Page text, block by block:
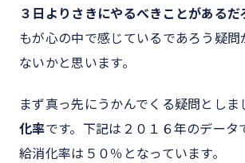
３日よりさきにやるべきことがあるだ
もが心の中で感じているであろう疑問
ないかと思います。
まず真っ先にうかんでくる疑問としま
化率です。下記は２０１６年のデータ
給消化率は５０％となっています。